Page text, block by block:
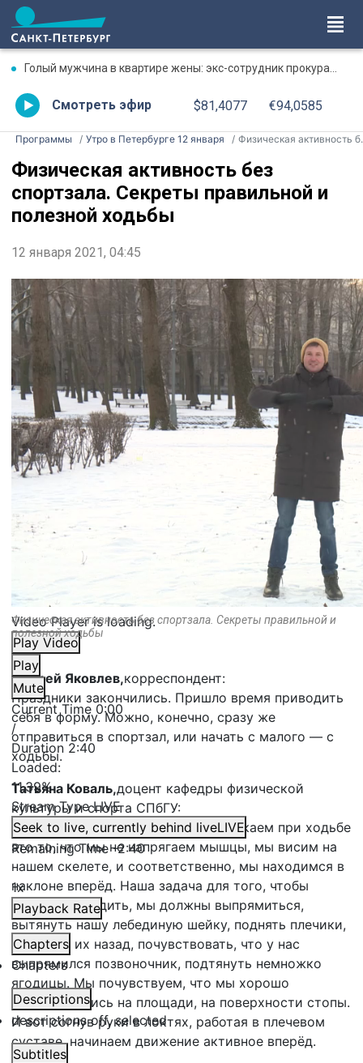
Голый мужчина в квартире жены: экс-сотрудник прокуратуры рассказал, почему совершил убийство
Смотреть эфир $81,4077 €94,0585
Программы Утро в Петербурге 12 января Физическая активность без спортзала. Секреты правильной и полезной ходьбы
Физическая активность без
спортзала. Секреты правильной и
полезной ходьбы
12 января 2021, 04:45
Video Player is loading.
Play Video
Play
Mute
Current Time0:00
/
Duration 2:40
Loaded:
11.39%
Stream TypeLIVE
Seek to live, currently behind liveLIVE
Remaining Time-2:40
1x
Playback Rate
Chapters
Chapters
Descriptions
descriptions off, selected
Subtitles
Физическая активность без спортзала. Секреты правильной и
полезной ходьбы
Андрей Яковлев,корреспондент:
Праздники закончились. Пришло время приводить
себя в форму. Можно, конечно, сразу же
отправиться в спортзал, или начать с малого — с
ходьбы.
Татьяна Коваль,доцент кафедры физической
культуры и спорта СПбГУ:
Ошибка, которую первую мы допускаем при ходьбе
это то, что мы не напрягаем мышцы, мы висим на
нашем скелете, и соответственно, мы находимся в
наклоне вперёд. Наша задача для того, чтобы
правильно ходить, мы должны выпрямиться,
вытянуть нашу лебединую шейку, поднять плечики,
опустить их назад, почувствовать, что у нас
выпрямился позвоночник, подтянуть немножко
ягодицы. Мы почувствуем, что мы хорошо
расположились на площади, на поверхности стопы.
И вот согнув руки в локтях, работая в плечевом
суставе, начинаем движение активное вперёд.